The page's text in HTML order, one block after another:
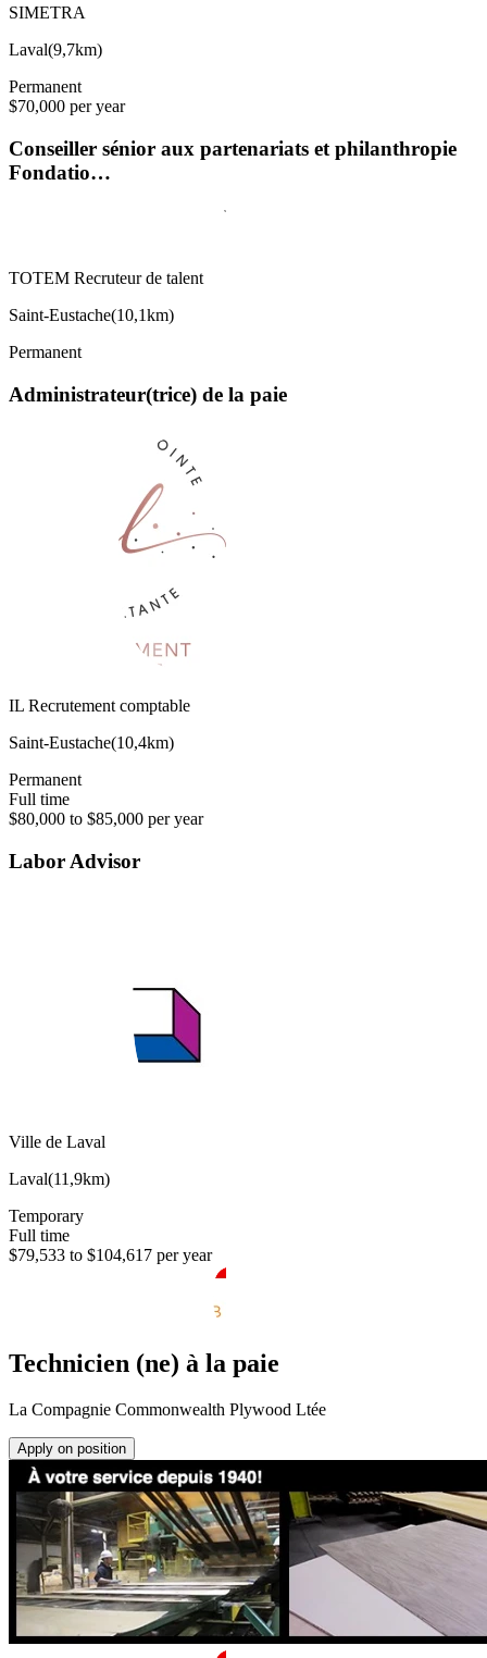
SIMETRA
Laval(9,7km)
Permanent
$70,000 per year
Conseiller sénior aux partenariats et philanthropie
Fondatio…
TOTEM Recruteur de talent
Saint-Eustache(10,1km)
Permanent
Administrateur(trice) de la paie
IL Recrutement comptable
Saint-Eustache(10,4km)
Permanent
Full time
$80,000 to $85,000 per year
Labor Advisor
Ville de Laval
Laval(11,9km)
Temporary
Full time
$79,533 to $104,617 per year
Technicien (ne) à la paie
La Compagnie Commonwealth Plywood Ltée
Apply on position